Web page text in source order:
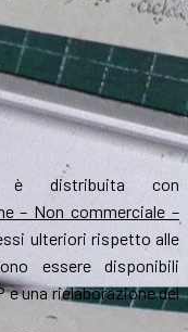
distribuita con
– Non commerciale –
ulteriori rispetto alle
essere disponibili
e una rielaborazione del